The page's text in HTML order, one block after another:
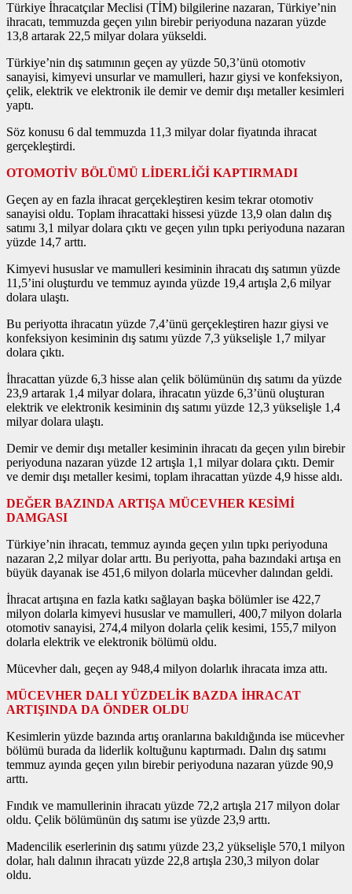
Türkiye İhracatçılar Meclisi (TİM) bilgilerine nazaran, Türkiye’nin
ihracatı, temmuzda geçen yılın birebir periyoduna nazaran yüzde
13,8 artarak 22,5 milyar dolara yükseldi.
Türkiye’nin dış satımının geçen ay yüzde 50,3’ünü otomotiv
sanayisi, kimyevi unsurlar ve mamulleri, hazır giysi ve konfeksiyon,
çelik, elektrik ve elektronik ile demir ve demir dışı metaller kesimleri
yaptı.
Söz konusu 6 dal temmuzda 11,3 milyar dolar fiyatında ihracat
gerçekleştirdi.
OTOMOTİV BÖLÜMÜ LİDERLİĞİ KAPTIRMADI
Geçen ay en fazla ihracat gerçekleştiren kesim tekrar otomotiv
sanayisi oldu. Toplam ihracattaki hissesi yüzde 13,9 olan dalın dış
satımı 3,1 milyar dolara çıktı ve geçen yılın tıpkı periyoduna nazaran
yüzde 14,7 arttı.
Kimyevi hususlar ve mamulleri kesiminin ihracatı dış satımın yüzde
11,5’ini oluşturdu ve temmuz ayında yüzde 19,4 artışla 2,6 milyar
dolara ulaştı.
Bu periyotta ihracatın yüzde 7,4’ünü gerçekleştiren hazır giysi ve
konfeksiyon kesiminin dış satımı yüzde 7,3 yükselişle 1,7 milyar
dolara çıktı.
İhracattan yüzde 6,3 hisse alan çelik bölümünün dış satımı da yüzde
23,9 artarak 1,4 milyar dolara, ihracatın yüzde 6,3’ünü oluşturan
elektrik ve elektronik kesiminin dış satımı yüzde 12,3 yükselişle 1,4
milyar dolara ulaştı.
Demir ve demir dışı metaller kesiminin ihracatı da geçen yılın birebir
periyoduna nazaran yüzde 12 artışla 1,1 milyar dolara çıktı. Demir
ve demir dışı metaller kesimi, toplam ihracattan yüzde 4,9 hisse aldı.
DEĞER BAZINDA ARTIŞA MÜCEVHER KESİMİ
DAMGASI
Türkiye’nin ihracatı, temmuz ayında geçen yılın tıpkı periyoduna
nazaran 2,2 milyar dolar arttı. Bu periyotta, paha bazındaki artışa en
büyük dayanak ise 451,6 milyon dolarla mücevher dalından geldi.
İhracat artışına en fazla katkı sağlayan başka bölümler ise 422,7
milyon dolarla kimyevi hususlar ve mamulleri, 400,7 milyon dolarla
otomotiv sanayisi, 274,4 milyon dolarla çelik kesimi, 155,7 milyon
dolarla elektrik ve elektronik bölümü oldu.
Mücevher dalı, geçen ay 948,4 milyon dolarlık ihracata imza attı.
MÜCEVHER DALI YÜZDELİK BAZDA İHRACAT
ARTIŞINDA DA ÖNDER OLDU
Kesimlerin yüzde bazında artış oranlarına bakıldığında ise mücevher
bölümü burada da liderlik koltuğunu kaptırmadı. Dalın dış satımı
temmuz ayında geçen yılın birebir periyoduna nazaran yüzde 90,9
arttı.
Fındık ve mamullerinin ihracatı yüzde 72,2 artışla 217 milyon dolar
oldu. Çelik bölümünün dış satımı ise yüzde 23,9 arttı.
Madencilik eserlerinin dış satımı yüzde 23,2 yükselişle 570,1 milyon
dolar, halı dalının ihracatı yüzde 22,8 artışla 230,3 milyon dolar
oldu.